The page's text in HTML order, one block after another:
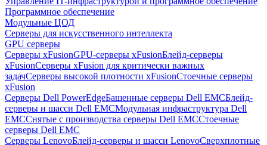
Программное обеспечение
Модульные ЦОД
Серверы для искусственного интеллекта
GPU серверы
Серверы xFusionGPU-серверы xFusionБлейд-серверы
xFusionСерверы xFusion для критически важных
задачСерверы высокой плотности xFusionСтоечные серверы
xFusion
Серверы Dell PowerEdgeБашенные серверы Dell EMCБлейд-
серверы и шасси Dell EMCМодульная инфраструктура Dell
EMCСнятые с производства серверы Dell EMCСтоечные
серверы Dell EMC
Серверы LenovoБлейд-серверы и шасси LenovoСверхплотные